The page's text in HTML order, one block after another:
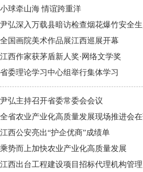
小球牵山海 情谊跨重洋
尹弘深入万载县暗访检查烟花爆竹安全
全国画院美术作品展江西巡展开幕
江西作家获茅盾新人奖·网络文学奖
省委理论学习中心组举行集体学习
尹弘主持召开省委常委会会议
全省农业产业化高质量发展现场推进会
江西公安亮出“护企优商”成绩单
乘势而上加快农业产业化高质量发展
江西出台工程建设项目招标代理机构管